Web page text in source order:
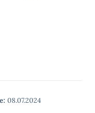
08.07.2024